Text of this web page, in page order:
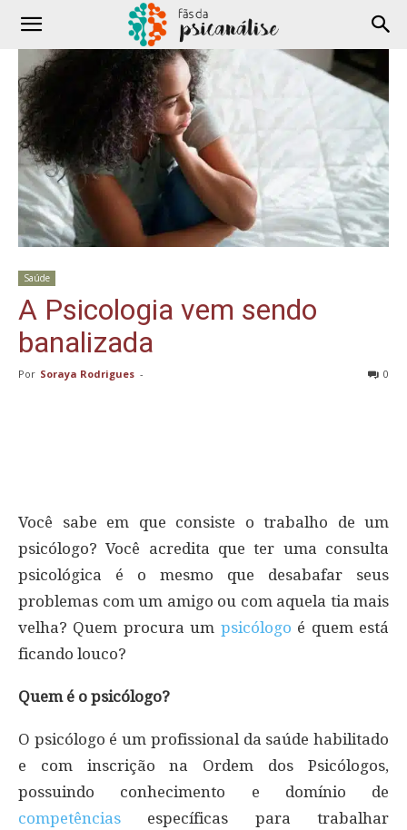
Saúde
A Psicologia vem sendo
banalizada
Por Soraya Rodrigues - 0
Você sabe em que consiste o trabalho de um
psicólogo? Você acredita que ter uma consulta
psicológica é o mesmo que desabafar seus
problemas com um amigo ou com aquela tia mais
velha? Quem procura um psicólogo é quem está
ficando louco?
Quem é o psicólogo?
O psicólogo é um profissional da saúde habilitado
e com inscrição na Ordem dos Psicólogos,
possuindo conhecimento e domínio de
competências específicas para trabalhar